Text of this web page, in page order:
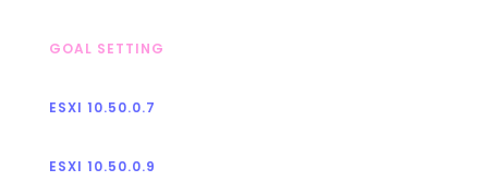
GOAL SETTING
ESXI 10.50.0.7
ESXI 10.50.0.9